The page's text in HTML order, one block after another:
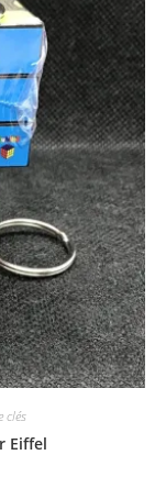
clés
Eiffel